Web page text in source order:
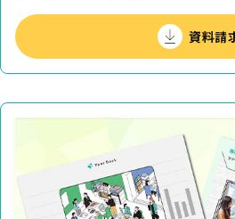
資料請